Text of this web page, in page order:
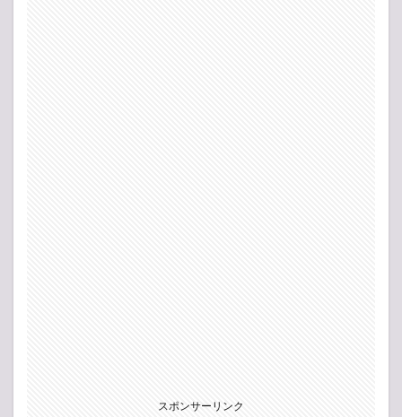
スポンサーリンク